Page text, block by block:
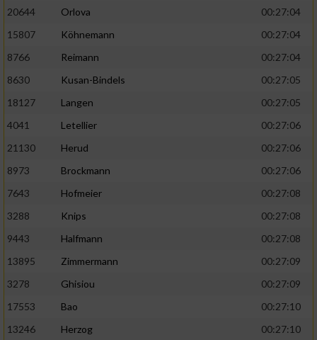
20644
Orlova
00:27:04
15807
Köhnemann
00:27:04
8766
Reimann
00:27:04
8630
Kusan-Bindels
00:27:05
18127
Langen
00:27:05
4041
Letellier
00:27:06
21130
Herud
00:27:06
8973
Brockmann
00:27:06
7643
Hofmeier
00:27:08
3288
Knips
00:27:08
9443
Halfmann
00:27:08
13895
Zimmermann
00:27:09
3278
Ghisiou
00:27:09
17553
Bao
00:27:10
13246
Herzog
00:27:10